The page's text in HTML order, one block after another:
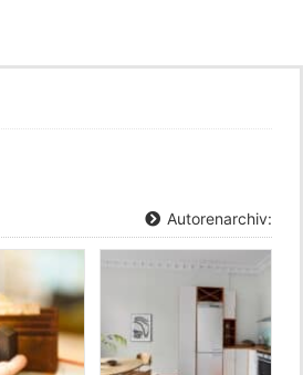
Autorenarchiv: